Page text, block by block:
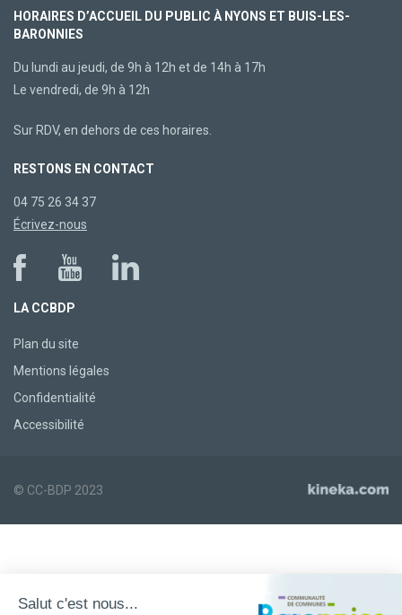
HORAIRES D’ACCUEIL DU PUBLIC À NYONS ET BUIS-LES-
BARONNIES
Du lundi au jeudi, de 9h à 12h et de 14h à 17h
Le vendredi, de 9h à 12h
Sur RDV, en dehors de ces horaires.
RESTONS EN CONTACT
04 75 26 34 37
Écrivez-nous
LA CCBDP
Plan du site
Mentions légales
Confidentialité
Accessibilité
© CC-BDP 2023